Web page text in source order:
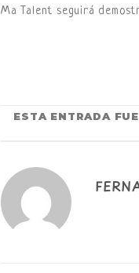
Ma Talent seguirá
ESTA ENTRADA